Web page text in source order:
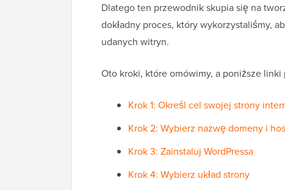
Dlatego ten przewodnik skupia się na
dokładny proces, który wykorzystaliśmy,
udanych witryn.
Oto kroki, które omówimy, a poniższe
Krok 1: Określ cel swojej strony
Krok 2: Wybierz nazwę domeny i
Krok 3: Zainstaluj WordPressa
Krok 4: Wybierz układ strony